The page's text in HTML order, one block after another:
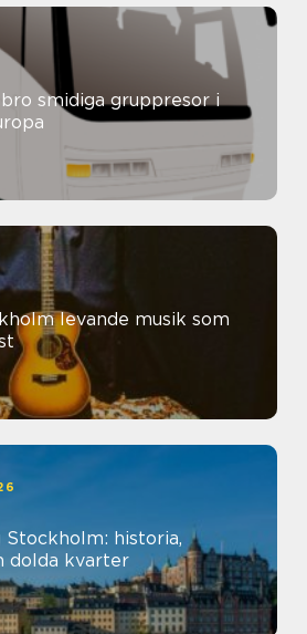
i
musik som
Stockholm: historia,
dolda kvarter